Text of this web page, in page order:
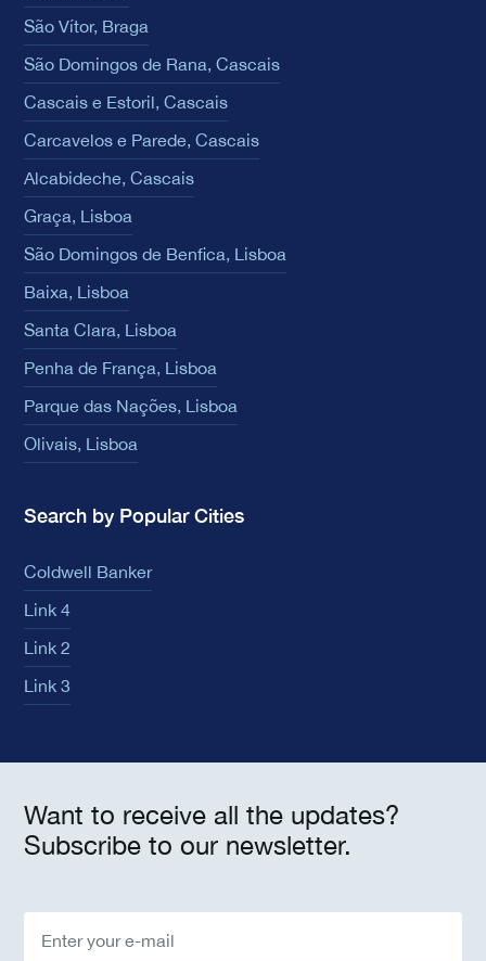
São Vítor, Braga
São Domingos de Rana, Cascais
Cascais e Estoril, Cascais
Carcavelos e Parede, Cascais
Alcabideche, Cascais
Graça, Lisboa
São Domingos de Benfica, Lisboa
Baixa, Lisboa
Santa Clara, Lisboa
Penha de França, Lisboa
Parque das Nações, Lisboa
Olivais, Lisboa
Search by Popular Cities
Coldwell Banker
Link 4
Link 2
Link 3
Want to receive all the updates?
Subscribe to our newsletter.